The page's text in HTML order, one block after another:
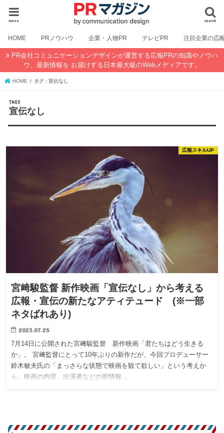
search
menu
HOME PRノウハウ 企業・人物PR テレビPR 注目企業の広
PR会社コミュニケーションデザインが運営する広報PRの知識やノウハ
ウ、最新情報を お届けする日本最大級のWebメディアです。
HOME タグ : 宣伝なし
宣伝なし
広報スキルUP
宮﨑駿監督 新作映画「宣伝なし」から考える
広報・宣伝の新たなアティテュード (※一部
ネタばれあり)
2023.07.25
7月14日に公開された宮﨑駿監督 新作映画「君たちはどう生きる
か」。 宮﨑監督にとって10年ぶりの新作だが、今回プロデューサー
鈴木敏夫氏の「まっさらな状態で映画を観て欲しい」という考えか
ら、映画の内容、出演者などの前情報…